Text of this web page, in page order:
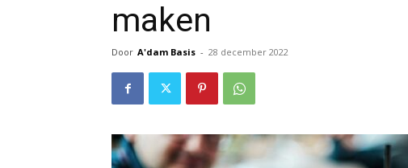
maken
Door A'dam Basis - 28 december 2022